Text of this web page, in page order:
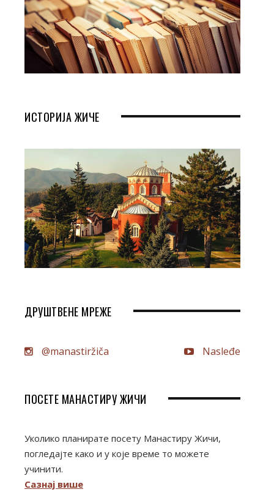
ИСТОРИЈА ЖИЧЕ
ДРУШТВЕНЕ МРЕЖЕ
@manastiržiča Nasleđe
ПОСЕТЕ МАНАСТИРУ ЖИЧИ
Уколико планирате посету Манастиру Жичи,
погледајте како и у које време то можете
учинити.
Сазнај више